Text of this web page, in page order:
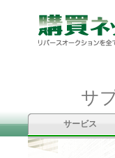
サ
サービス